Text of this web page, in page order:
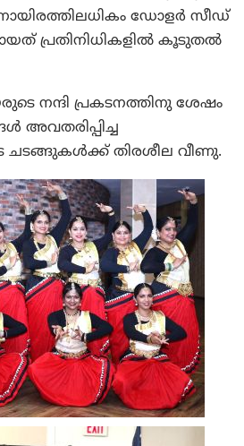
ഡോളർ സീഡ്
പ്രതിനിധികളിൽ കൂടുതൽ
നന്ദി പ്രകടനത്തിനു ശേഷം
അവതരിപ്പിച്ച
ചടങ്ങുകൾക്ക് തിരശീല വീണു.